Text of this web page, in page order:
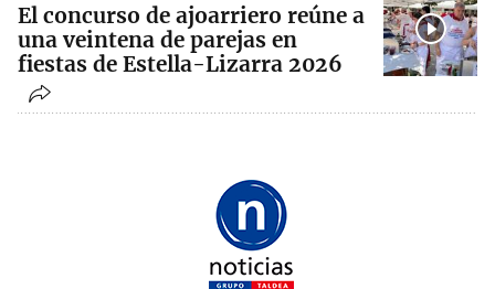
El concurso de ajoarriero reúne a
una veintena de parejas en
fiestas de Estella-Lizarra 2026